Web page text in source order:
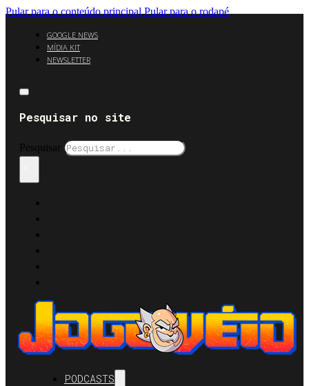
Pular para o conteúdo principal Pular para o rodapé
GOOGLE NEWS
MÍDIA KIT
NEWSLETTER
Pesquisar no site
Pesquisar
PODCASTS